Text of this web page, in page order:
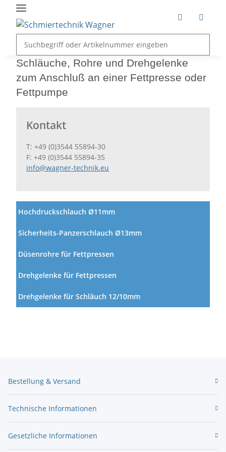
Schläuche, Rohre und Drehgelenke
zum Anschluß an einer Fettpresse oder
Fettpumpe
Kontakt
T: +49 (0)3544 55894-30
F: +49 (0)3544 55894-35
info@wagner-technik.eu
Hochdruckschlauch Ø11mm
Sicherheits-Panzerschlauch Ø13mm
Düsenrohre für Fettpressen
Drehgelenke für Fettpressen
Drehgelenke für Schläuch 12/10mm
Bestellung & Versand
Technische Informationen
Gesetzliche Informationen